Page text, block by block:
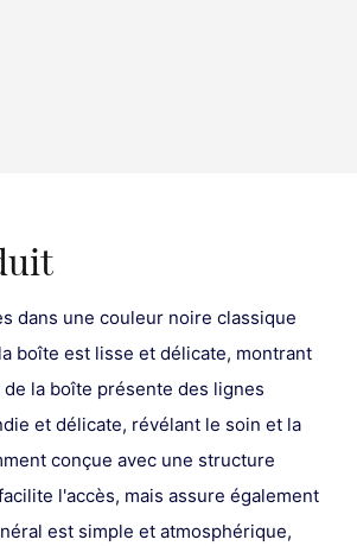
dans une couleur noire classique
boîte est lisse et délicate, montrant
la boîte présente des lignes
et délicate, révélant le soin et la
conçue avec une structure
l'accès, mais assure également
est simple et atmosphérique,